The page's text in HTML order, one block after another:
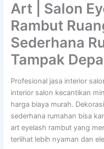
Art | Salon
Rambut
Sederhana
Tampak
Profesional jasa interior
interior salon kecantikan
harga biaya murah.
sederhana rumahan bisa
art eyelash rambut yang
terlihat lebih nyaman dan